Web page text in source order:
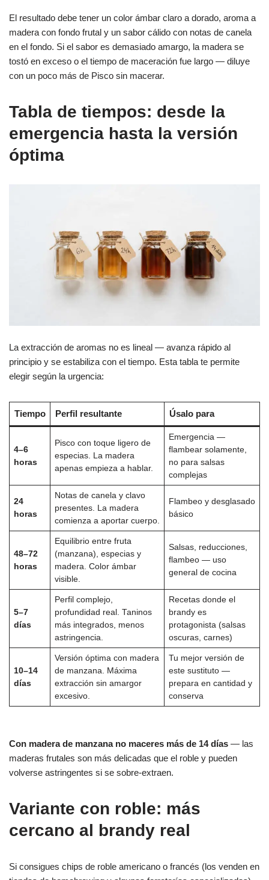
El resultado debe tener un color ámbar claro a dorado, aroma a
madera con fondo frutal y un sabor cálido con notas de canela
en el fondo. Si el sabor es demasiado amargo, la madera se
tostó en exceso o el tiempo de maceración fue largo — diluye
con un poco más de Pisco sin macerar.
Tabla de tiempos: desde la
emergencia hasta la versión
óptima
La extracción de aromas no es lineal — avanza rápido al
principio y se estabiliza con el tiempo. Esta tabla te permite
elegir según la urgencia:
Tiempo Perfil resultante Úsalo para
4–6
horas
Pisco con toque ligero de
especias. La madera
apenas empieza a hablar.
Emergencia —
flambear solamente,
no para salsas
complejas
24
horas
Notas de canela y clavo
presentes. La madera
comienza a aportar cuerpo.
Flambeo y desglasado
básico
48–72
horas
Equilibrio entre fruta
(manzana), especias y
madera. Color ámbar
visible.
Salsas, reducciones,
flambeo — uso
general de cocina
5–7
días
Perfil complejo,
profundidad real. Taninos
más integrados, menos
astringencia.
Recetas donde el
brandy es
protagonista (salsas
oscuras, carnes)
10–14
días
Versión óptima con madera
de manzana. Máxima
extracción sin amargor
excesivo.
Tu mejor versión de
este sustituto —
prepara en cantidad y
conserva
Con madera de manzana no maceres más de 14 días — las
maderas frutales son más delicadas que el roble y pueden
volverse astringentes si se sobre-extraen.
Variante con roble: más
cercano al brandy real
Si consigues chips de roble americano o francés (los venden en